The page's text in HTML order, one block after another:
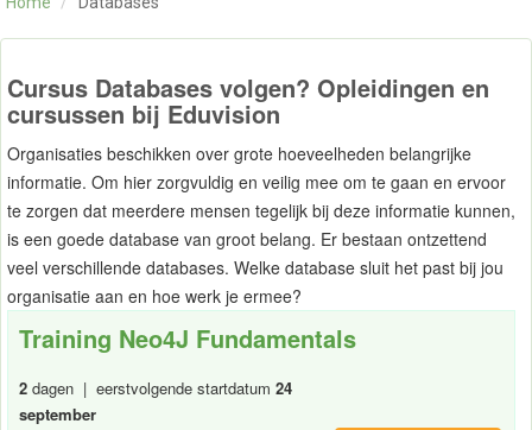
OVER ONS
CONTACT
Cursus Databases volgen? Opleidingen en
cursussen bij Eduvision
Organisaties beschikken over grote hoeveelheden belangrijke
informatie. Om hier zorgvuldig en veilig mee om te gaan en ervoor
te zorgen dat meerdere mensen tegelijk bij deze informatie kunnen,
is een goede database van groot belang. Er bestaan ontzettend
veel verschillende databases. Welke database sluit het past bij jou
organisatie aan en hoe werk je ermee?
Training Neo4J Fundamentals
2 dagen | eerstvolgende startdatum 24
september